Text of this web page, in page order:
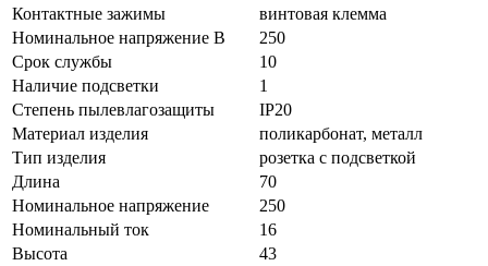
Контактные зажимы
винтовая клемма
Номинальное напряжение В
250
Срок службы
10
Наличие подсветки
1
Степень пылевлагозащиты
IP20
Материал изделия
поликарбонат, металл
Тип изделия
розетка с подсветкой
Длина
70
Номинальное напряжение
250
Номинальный ток
16
Высота
43